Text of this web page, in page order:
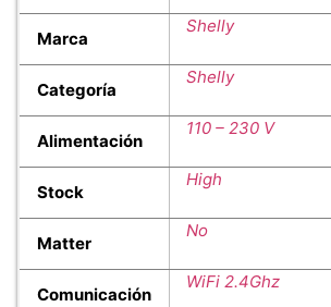
Marca
Shelly
Categoría
Shelly
Alimentación
110 – 230 V
Stock
High
Matter
No
Comunicación
WiFi 2.4Ghz